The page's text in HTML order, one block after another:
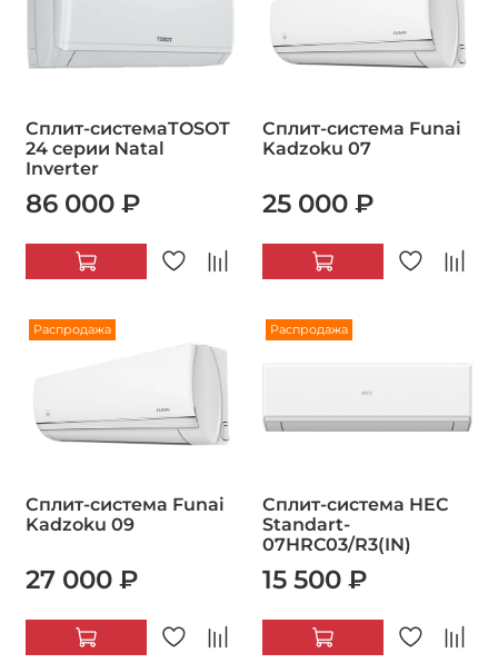
Сплит-системаTOSOT
24 серии Natal
Inverter
86 000 ₽
Сплит-система Funai
Kadzoku 07
25 000 ₽
Распродажа
Сплит-система Funai
Kadzoku 09
27 000 ₽
Распродажа
Сплит-система HEC
Standart-
07HRC03/R3(IN)
15 500 ₽